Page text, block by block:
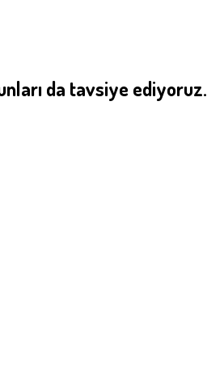
da tavsiye ediyoruz.